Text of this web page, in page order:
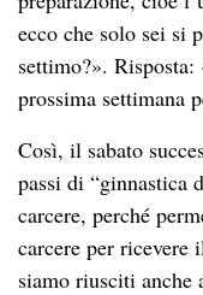
ecco che solo sei si
settimo?».
prossima settimana
Così, il sabato
passi di “ginnastica
carcere, perché
carcere per ricevere
siamo riusciti anche